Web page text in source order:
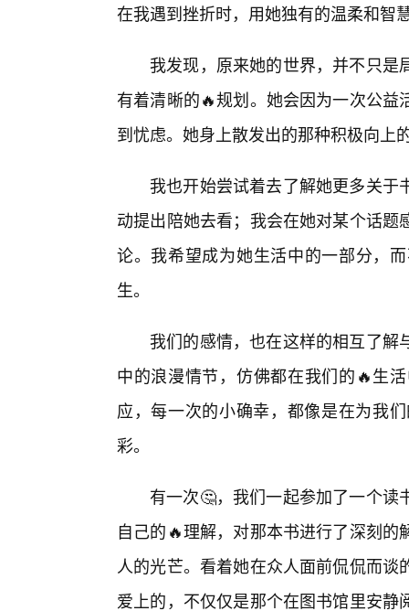
在我遇到挫折时，用她独有的温柔和智
我发现，原来她的世界，并不只
有着清晰的🔥规划。她会因为一次公
到忧虑。她身上散发出的那种积极向上
我也开始尝试着去了解她更多关
动提出陪她去看；我会在她对某个话
论。我希望成为她生活中的一部分，
生。
我们的感情，也在这样的相互了
中的浪漫情节，仿佛都在我们的🔥生
应，每一次的小确幸，都像是在为我
彩。
有一次🤔，我们一起参加了一个
自己的🔥理解，对那本书进行了深刻
人的光芒。看着她在众人面前侃侃而
爱上的，不仅仅是那个在图书馆里安